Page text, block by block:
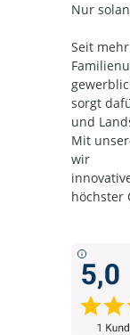
Nur
Seit
sorgt
und
Mit
wir
höchster